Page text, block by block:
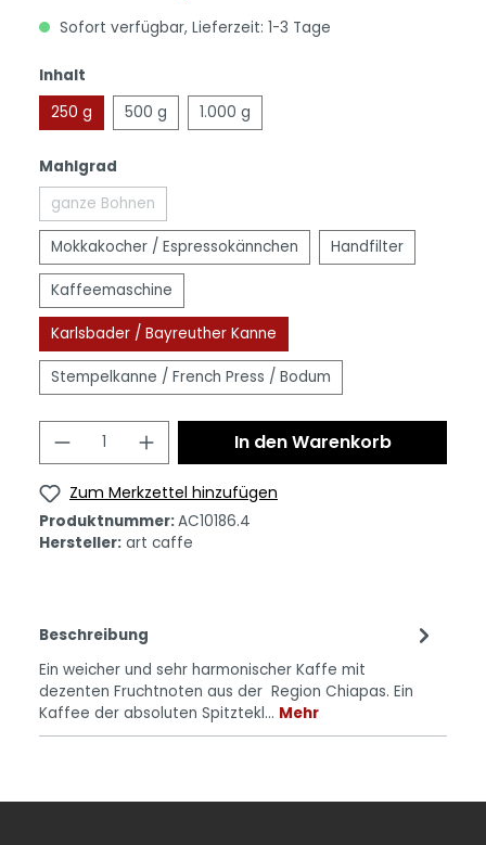
Sofort verfügbar, Lieferzeit: 1-3 Tage
Inhalt
250 g
500 g 1.000 g
Mahlgrad
ganze Bohnen
Mokkakocher / Espressokännchen Handfilter
Kaffeemaschine
Karlsbader / Bayreuther Kanne
Stempelkanne / French Press / Bodum
In den Warenkorb
Zum Merkzettel hinzufügen
Produktnummer:AC10186.4
Hersteller: art caffe
Beschreibung
Ein weicher und sehr harmonischer Kaffe mit
dezenten Fruchtnoten aus der Region Chiapas. Ein
Kaffee der absoluten Spitztekl… Mehr